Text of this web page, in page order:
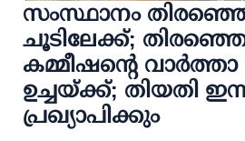
സംസ്ഥാനം
ചൂടിലേക്ക്;
കമ്മീഷന്റെ
ഉച്ചയ്ക്ക്; തിയതി
പ്രഖ്യാപിക്കും